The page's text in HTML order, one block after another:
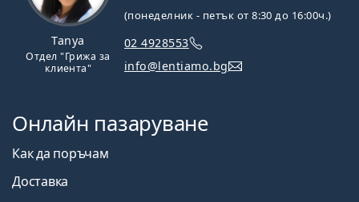
Tanya
Отдел "Грижа за
клиента"
(понеделник - петък от 8:30 до 16:00ч.)
02 4928553
info@lentiamo.bg
Онлайн пазаруване
Как да поръчам
Доставка